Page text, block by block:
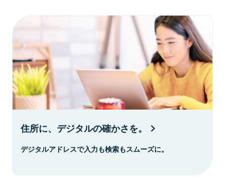
住所に、デジタルの確かさを。
デジタルアドレスで入力も検索もスムーズに。